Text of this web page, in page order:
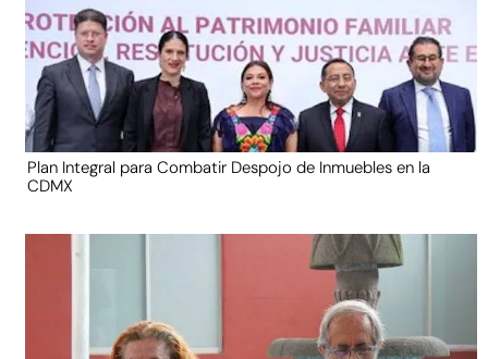
Plan Integral para Combatir Despojo de Inmuebles en la
CDMX